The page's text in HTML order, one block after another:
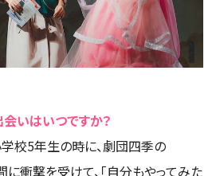
いはいつですか？
校5年生の時に、劇団四季の
に衝撃を受けて、「自分もやってみた